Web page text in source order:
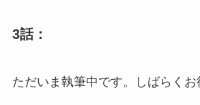
3話：
ただいま執筆中です。しばらくお